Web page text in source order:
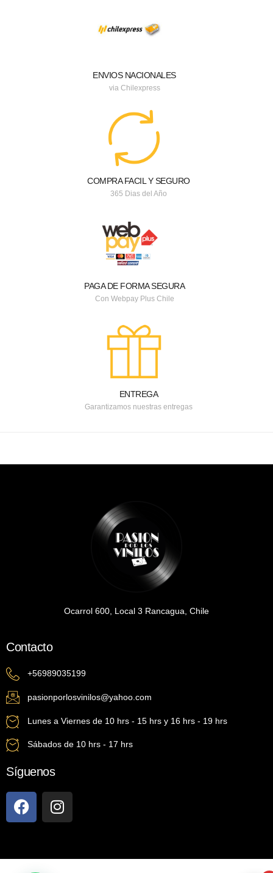
ENVIOS NACIONALES
via Chilexpress
COMPRA FACIL Y SEGURO
365 Dias del Año
PAGA DE FORMA SEGURA
Con Webpay Plus Chile
ENTREGA
Garantizamos nuestras entregas
Ocarrol 600, Local 3 Rancagua, Chile
Contacto
+56989035199
pasionporlosvinilos@yahoo.com
Lunes a Viernes de 10 hrs - 15 hrs y 16 hrs - 19 hrs
Sábados de 10 hrs - 17 hrs
Síguenos